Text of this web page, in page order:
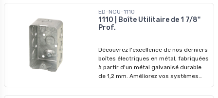
Caractéristiques principales : -
Matériau : Acier - Dimensions: H 3 po, L
7-3/8 po, P 2-1/2 po - Volume : 50 po cu
Installation : Spécifiquement conçu
pour l'installation sur des montants
métalliques - Non-agrafable
ED-NGU-1110
1110 | Boîte Utilitaire de 1 7/8''
Prof.
Découvrez l'excellence de nos derniers
boîtes électriques en métal, fabriquées
à partir d'un métal galvanisé durable
de 1,2 mm. Améliorez vos systèmes